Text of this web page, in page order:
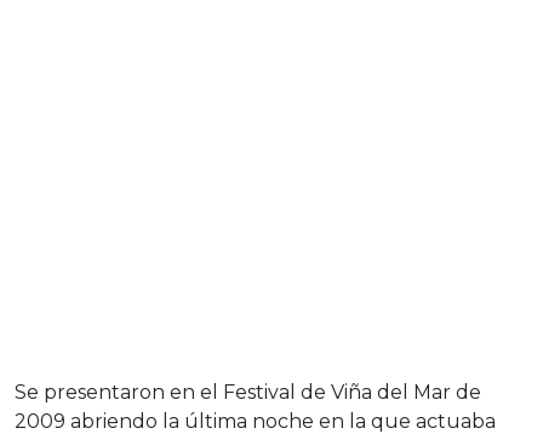
Se presentaron en el Festival de Viña del Mar de
2009 abriendo la última noche en la que actuaba